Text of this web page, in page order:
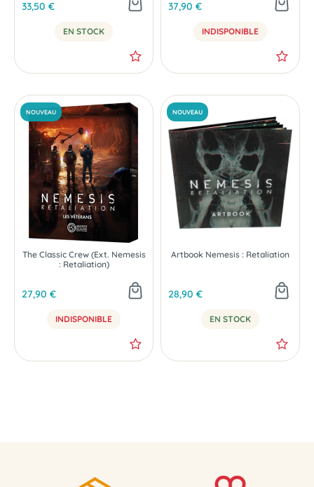
NOUVEAU
33,50 €
EN STOCK
NOUVEAU
37,90 €
INDISPONIBLE
The Classic Crew (Ext. Nemesis
: Retaliation)
27,90 €
INDISPONIBLE
Artbook Nemesis : Retaliation
28,90 €
EN STOCK